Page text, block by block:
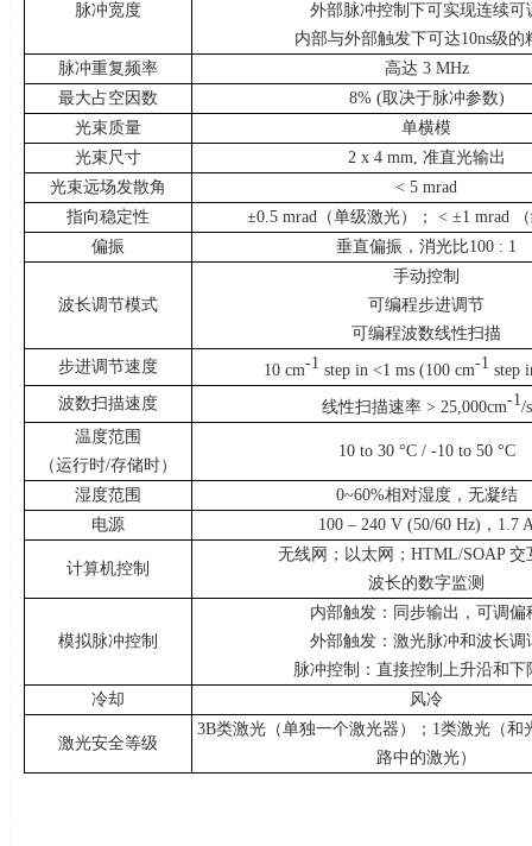
脉冲宽度
外部脉冲控制下可实现连续可
内部与外部触发下可达10ns级的
脉冲重复频率
高达 3 MHz
最大占空因数
8% (取决于脉冲参数)
光束质量
单横模
光束尺寸
2 x 4 mm, 准直光输出
光束远场发散角
< 5 mrad
指向稳定性
±0.5 mrad （单级激光）； <±1 mrad
偏振
垂直偏振，消光比100 : 1
波长调节模式
手动控制
可编程步进调节
可编程波数线性扫描
步进调节速度
10 cm-1 step in <1 ms (100 cm-1 step
波数扫描速度
线性扫描速率> 25,000cm-1/s
温度范围
（运行时/存储时）
10 to 30 °C / -10 to 50 °C
湿度范围
0~60%相对湿度，无凝结
电源
100 – 240 V (50/60 Hz)， 1.7
计算机控制
无线网；以太网； HTML/SOAP 交
波长的数字监测
模拟脉冲控制
内部触发：同步输出，可调偏
外部触发：激光脉冲和波长调
脉冲控制：直接控制上升沿和下
冷却
风冷
激光安全等级
3B类激光（单独一个激光器）； 1类激光（和
路中的激光）